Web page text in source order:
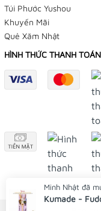
Túi Phước Yushou
Khuyến Mãi
Quẻ Xăm Nhật
HÌNH THỨC THANH TOÁN
Minh Nhậtđã